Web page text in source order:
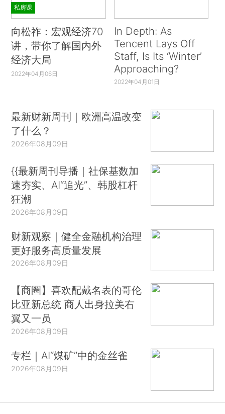
私房课
向松祚：宏观经济70
讲，带你了解国内外
经济大局
2022年04月06日
In Depth: As
Tencent Lays Off
Staff, Is Its ‘Winter’
Approaching?
2022年04月01日
最新财新周刊｜欧洲高温改变
了什么？
2026年08月09日
{{最新周刊导播｜社保基数加
速夯实、AI“追光”、韩股杠杆
狂潮
2026年08月09日
财新观察｜健全金融机构治理
更好服务高质量发展
2026年08月09日
【商圈】喜欢配戴名表的哥伦
比亚新总统 商人出身拉美右
翼又一员
2026年08月09日
专栏｜AI“煤矿”中的金丝雀
2026年08月09日